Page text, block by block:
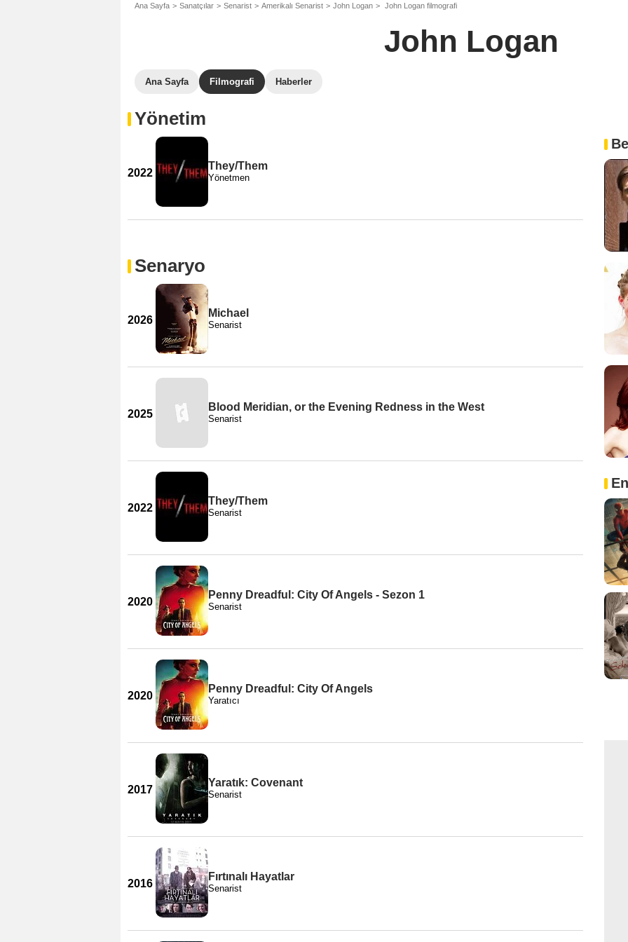
Ana Sayfa Sanatçılar Senarist Amerikalı Senarist John Logan John Logan filmografi
John Logan
Ana Sayfa Filmografi Haberler
Yönetim
2022
They/Them
Yönetmen
Senaryo
2026
Michael
Senarist
2025
Blood Meridian, or the Evening Redness in the West
Senarist
2022
They/Them
Senarist
2020
Penny Dreadful: City Of Angels - Sezon 1
Senarist
2020
Penny Dreadful: City Of Angels
Yaratıcı
2017
Yaratık: Covenant
Senarist
2016
Fırtınalı Hayatlar
Senarist